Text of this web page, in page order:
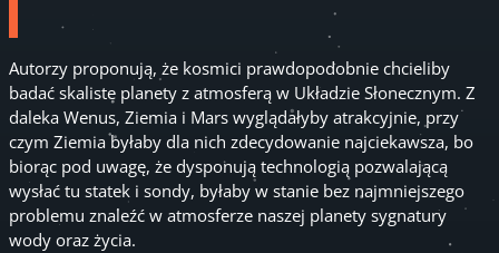
Autorzy proponują, że kosmici prawdopodobnie chcieliby
badać skaliste planety z atmosferą w Układzie Słonecznym. Z
daleka Wenus, Ziemia i Mars wyglądałyby atrakcyjnie, przy
czym Ziemia byłaby dla nich zdecydowanie najciekawsza, bo
biorąc pod uwagę, że dysponują technologią pozwalającą
wysłać tu statek i sondy, byłaby w stanie bez najmniejszego
problemu znaleźć w atmosferze naszej planety sygnatury
wody oraz życia.